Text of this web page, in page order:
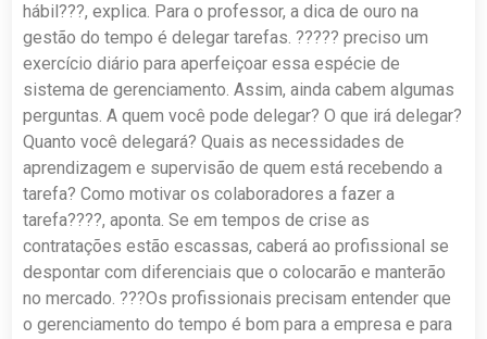
hábil???, explica. Para o professor, a dica de ouro na
gestão do tempo é delegar tarefas. ????? preciso um
exercício diário para aperfeiçoar essa espécie de
sistema de gerenciamento. Assim, ainda cabem algumas
perguntas. A quem você pode delegar? O que irá delegar?
Quanto você delegará? Quais as necessidades de
aprendizagem e supervisão de quem está recebendo a
tarefa? Como motivar os colaboradores a fazer a
tarefa????, aponta. Se em tempos de crise as
contratações estão escassas, caberá ao profissional se
despontar com diferenciais que o colocarão e manterão
no mercado. ???Os profissionais precisam entender que
o gerenciamento do tempo é bom para a empresa e para